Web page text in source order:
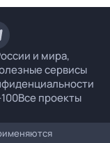
и мира,
сервисы
Все проекты